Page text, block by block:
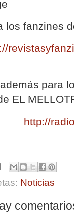
los fanzines
para
EL
http://
Noticias